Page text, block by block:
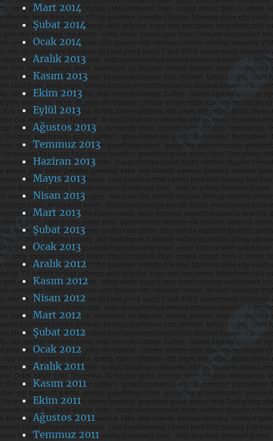
Mart 2014
Şubat 2014
Ocak 2014
Aralık 2013
Kasım 2013
Ekim 2013
Eylül 2013
Ağustos 2013
Temmuz 2013
Haziran 2013
Mayıs 2013
Nisan 2013
Mart 2013
Şubat 2013
Ocak 2013
Aralık 2012
Kasım 2012
Nisan 2012
Mart 2012
Şubat 2012
Ocak 2012
Aralık 2011
Kasım 2011
Ekim 2011
Ağustos 2011
Temmuz 2011